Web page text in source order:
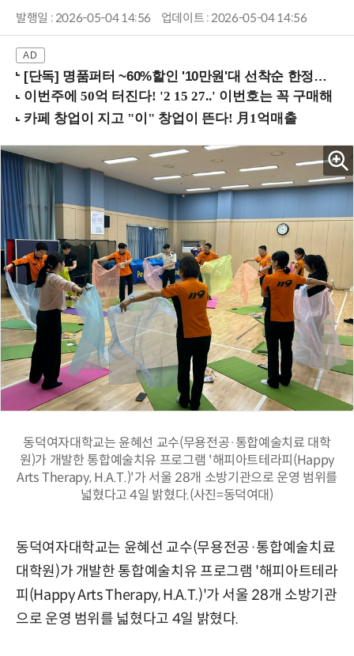
발행일 : 2026-05-04 14:56 업데이트 : 2026-05-04 14:56
[단독] 명품퍼터 ~60%할인 '10만원'대 선착순 한정판매!
동덕여자대학교는 윤혜선 교수(무용전공·통합예술치료 대학
원)가 개발한 통합예술치유 프로그램 '해피아트테라피(Happy
Arts Therapy, H.A.T.)'가 서울 28개 소방기관으로 운영 범위를
넓혔다고 4일 밝혔다.(사진=동덕여대)
동덕여자대학교는 윤혜선 교수(무용전공·통합예술치료
대학원)가 개발한 통합예술치유 프로그램 '해피아트테라
피(Happy Arts Therapy, H.A.T.)'가 서울 28개 소방기관
으로 운영 범위를 넓혔다고 4일 밝혔다.